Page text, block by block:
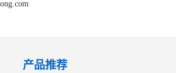
产品推荐